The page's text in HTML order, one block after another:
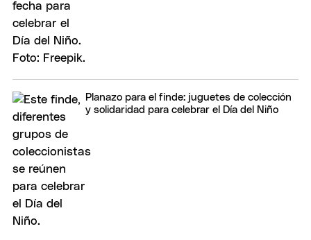
Planazo para el finde: juguetes de colección
y solidaridad para celebrar el Día del Niño